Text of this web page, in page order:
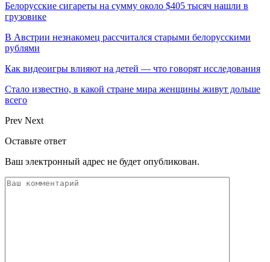
Белорусские сигареты на сумму около $405 тысяч нашли в
грузовике
В Австрии незнакомец рассчитался старыми белорусскими
рублями
Как видеоигры влияют на детей — что говорят исследования
Стало известно, в какой стране мира женщины живут дольше
всего
Prev Next
Оставьте ответ
Ваш электронный адрес не будет опубликован.